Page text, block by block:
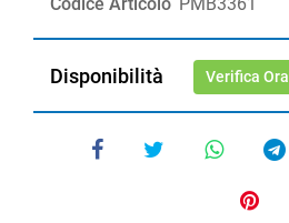
Disponibilità Verifica Ora